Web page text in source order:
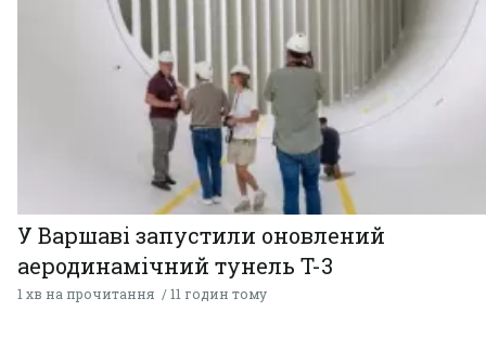
У Варшаві запустили оновлений
аеродинамічний тунель T-3
1 хв на прочитання 11 годин тому